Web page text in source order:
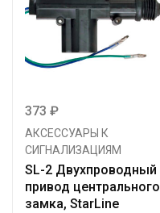
373 ₽
АКСЕССУАРЫ К
СИГНАЛИЗАЦИЯМ
SL-2 Двухпроводный
привод центрального
замка, StarLine